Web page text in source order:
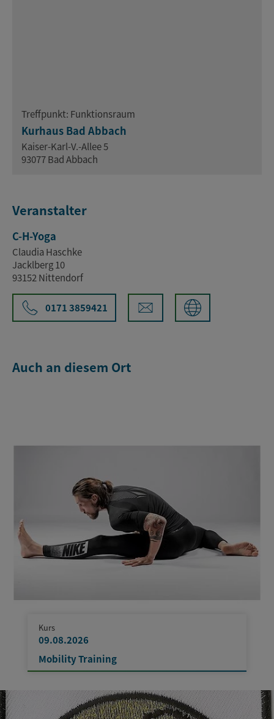
Treffpunkt: Funktionsraum
Kurhaus Bad Abbach
Kaiser-Karl-V.-Allee 5
93077 Bad Abbach
Veranstalter
C-H-Yoga
Claudia Haschke
Jacklberg 10
93152 Nittendorf
0171 3859421
Auch an diesem Ort
Kurs
09.08.2026
Mobility Training